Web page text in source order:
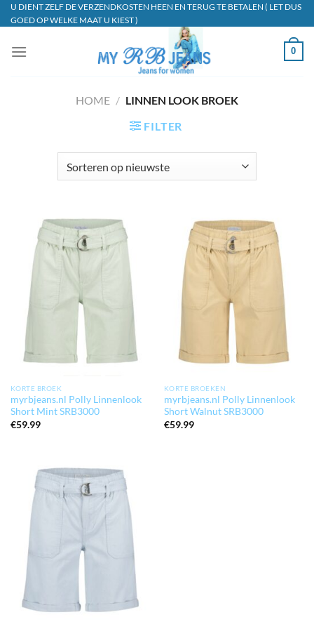
Ga
naar
U DIENT ZELF DE VERZENDKOSTEN HEEN EN TERUG TE BETALEN ( LET DUS
GOED OP WELKE MAAT U KIEST )
0
HOME / LINNEN LOOK BROEK
FILTER
KORTE BROEK
myrbjeans.nl Polly Linnenlook
Short Mint SRB3000
€59.99
KORTE BROEKEN
myrbjeans.nl Polly Linnenlook
Short Walnut SRB3000
€59.99